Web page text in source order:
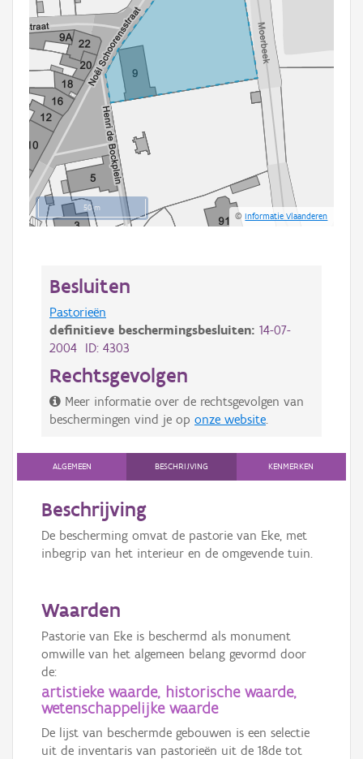
50 m
©Informatie Vlaanderen
Besluiten
Pastorieën
definitieve beschermingsbesluiten: 14-07-
2004 ID: 4303
Rechtsgevolgen
Meer informatie over de rechtsgevolgen van
beschermingen vind je op onze website.
ALGEMEEN BESCHRIJVING KENMERKEN
Beschrijving
De bescherming omvat de pastorie van Eke, met
inbegrip van het interieur en de omgevende tuin.
Waarden
Pastorie van Eke is beschermd als monument
omwille van het algemeen belang gevormd door
de:
artistieke waarde, historische waarde,
wetenschappelijke waarde
De lijst van beschermde gebouwen is een selectie
uit de inventaris van pastorieën uit de 18de tot